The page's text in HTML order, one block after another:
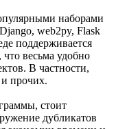
наборами
web2py, Flask
поддерживается
весьма удобно
В частности,
прочих.
стоит
дубликатов